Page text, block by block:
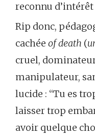
reconnu
Rip donc,
cachée of death (
cruel,
manipulateur,
lucide : “Tu es
laisser trop
avoir quelque